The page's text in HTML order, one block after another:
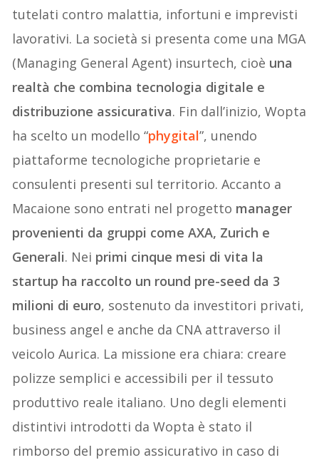
tutelati contro malattia, infortuni e imprevisti
lavorativi. La società si presenta come una MGA
(Managing General Agent) insurtech, cioè una
realtà che combina tecnologia digitale e
distribuzione assicurativa. Fin dall’inizio, Wopta
ha scelto un modello “phygital”, unendo
piattaforme tecnologiche proprietarie e
consulenti presenti sul territorio. Accanto a
Macaione sono entrati nel progetto manager
provenienti da gruppi come AXA, Zurich e
Generali. Nei primi cinque mesi di vita la
startup ha raccolto un round pre-seed da 3
milioni di euro, sostenuto da investitori privati,
business angel e anche da CNA attraverso il
veicolo Aurica. La missione era chiara: creare
polizze semplici e accessibili per il tessuto
produttivo reale italiano. Uno degli elementi
distintivi introdotti da Wopta è stato il
rimborso del premio assicurativo in caso di